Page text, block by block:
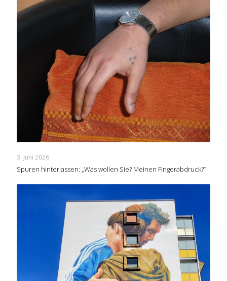
3. Juni 2026
Spuren hinterlassen: „Was wollen Sie? Meinen Fingerabdruck?“